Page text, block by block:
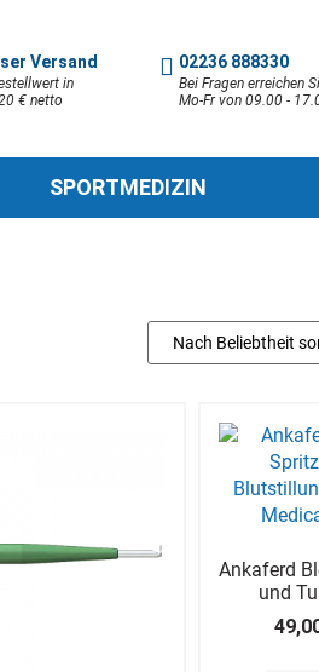
Versand
in
€ netto
02236 888330
Bei Fragen erreichen
Mo-Fr von 09.00 -
SPORTMEDIZIN
Ankaferd
und